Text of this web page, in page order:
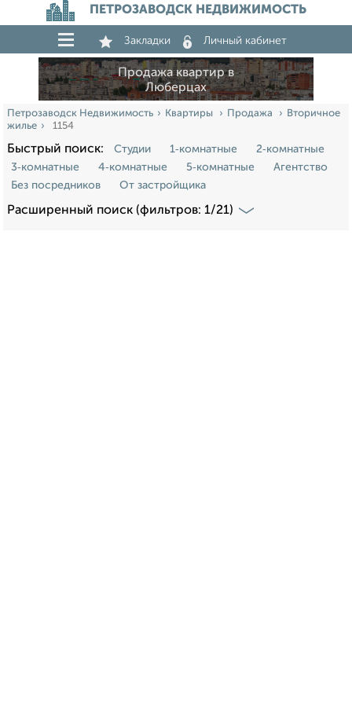
ПЕТРОЗАВОДСК НЕДВИЖИМОСТЬ
Закладки Личный кабинет
Продажа квартир в
Люберцах
Петрозаводск Недвижимость Квартиры Продажа
Вторичное
жилье
1154
Быстрый поиск: Студии 1‑комнатные
2‑комнатные
3‑комнатные
4‑комнатные 5‑комнатные
Агентство
Без посредников
От застройщика
Расширенный поиск (фильтров: 1/21)